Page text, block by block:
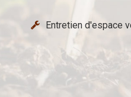
Entretien d'espace